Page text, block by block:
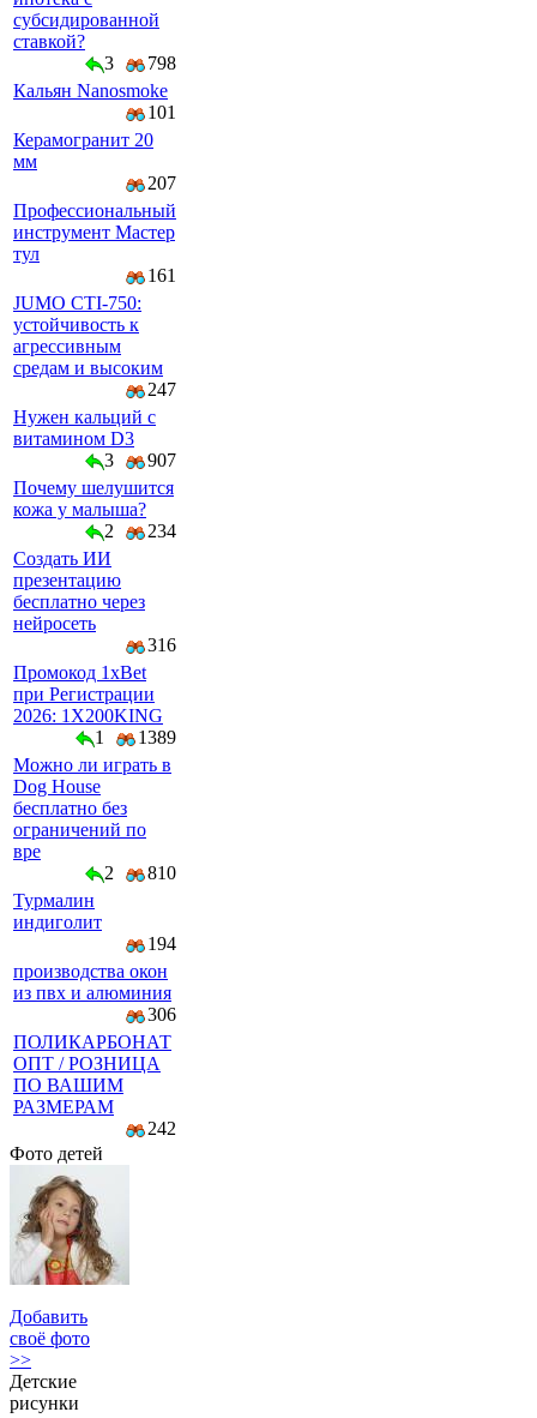
субсидированной
ставкой?
3
798
Кальян Nanosmoke
101
Керамогранит 20
мм
207
Профессиональный
инструмент Мастер
тул
161
JUMO CTI-750:
устойчивость к
агрессивным
средам и высоким
247
Нужен кальций с
витамином D3
3
907
Почему шелушится
кожа у малыша?
2
234
Создать ИИ
презентацию
бесплатно через
нейросеть
316
Промокод 1xBet
при Регистрации
2026: 1X200KING
1
1389
Можно ли играть в
Dog House
бесплатно без
ограничений по
вре
2
810
Турмалин
индиголит
194
производства окон
из пвх и алюминия
306
ПОЛИКАРБОНАТ
ОПТ / РОЗНИЦА
ПО ВАШИМ
РАЗМЕРАМ
242
Фото детей
Добавить
своё фото
>>
Детские
рисунки